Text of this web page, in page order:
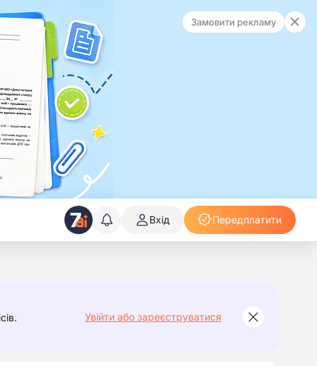
Замовити рекламу
Вхід Передплатити
Увійти або зареєструватися